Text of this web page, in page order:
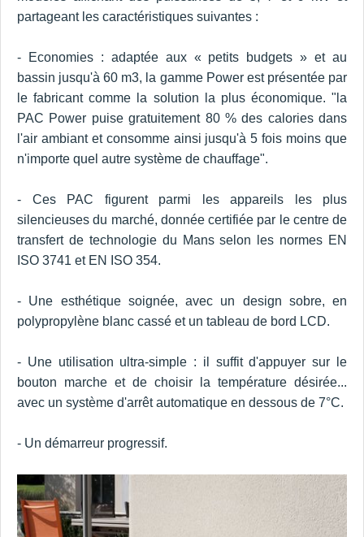
partageant les caractéristiques suivantes :
- Economies : adaptée aux « petits budgets » et au
bassin jusqu'à 60 m3, la gamme Power est présentée par
le fabricant comme la solution la plus économique. "la
PAC Power puise gratuitement 80 % des calories dans
l'air ambiant et consomme ainsi jusqu'à 5 fois moins que
n'importe quel autre système de chauffage".
- Ces PAC figurent parmi les appareils les plus
silencieuses du marché, donnée certifiée par le centre de
transfert de technologie du Mans selon les normes EN
ISO 3741 et EN ISO 354.
- Une esthétique soignée, avec un design sobre, en
polypropylène blanc cassé et un tableau de bord LCD.
- Une utilisation ultra-simple : il suffit d'appuyer sur le
bouton marche et de choisir la température désirée...
avec un système d'arrêt automatique en dessous de 7°C.
- Un démarreur progressif.